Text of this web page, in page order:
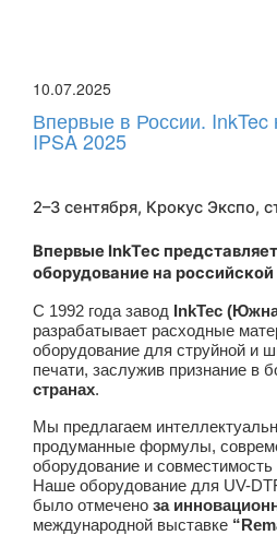
10.07.2025
Впервые в России. InkTec
IPSA 2025
2–3 сентября, Крокус Экспо,
Впервые InkTec
оборудование на
С 1992 года завод InkTec
разрабатывает расходные
оборудование для струйной и
печати, заслужив признание в
странах.
Мы предлагаем
продуманные формулы,
оборудование и совместимость
Наше оборудование для UV-
было отмечено за
международной выставке